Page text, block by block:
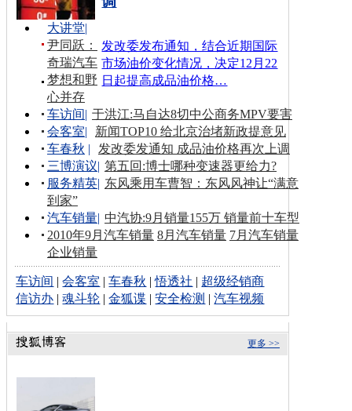
发改委发布通知，结合近期国际
市场油价变化情况，决定12月22
日起提高成品油价格…
大讲堂|
尹同跃：
奇瑞汽车
梦想和野
心并存
车访间| 于洪江:马自达8切中公商务MPV要害
会客室|
新闻TOP10 给北京治堵新政提意见
车春秋 |
发改委发通知 成品油价格再次上调
三博演议| 第五回:博士哪种变速器更给力?
服务精英| 东风乘用车曹智：东风风神让“满意
到家”
汽车销量| 中汽协:9月销量155万 销量前十车型
2010年9月汽车销量 8月汽车销量 7月汽车销量
企业销量
车访间 |会客室 |车春秋 |悟透社 | 超级经销商
信访办 |魂斗轮 |金狐谍 |安全检测 |汽车视频
更多 >>